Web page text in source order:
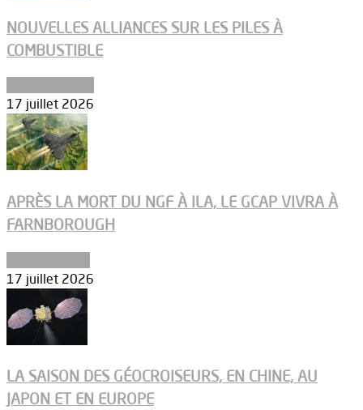
NOUVELLES ALLIANCES SUR LES PILES À
COMBUSTIBLE
17 juillet 2026
APRÈS LA MORT DU NGF À ILA, LE GCAP VIVRA À
FARNBOROUGH
17 juillet 2026
LA SAISON DES GÉOCROISEURS, EN CHINE, AU
JAPON ET EN EUROPE